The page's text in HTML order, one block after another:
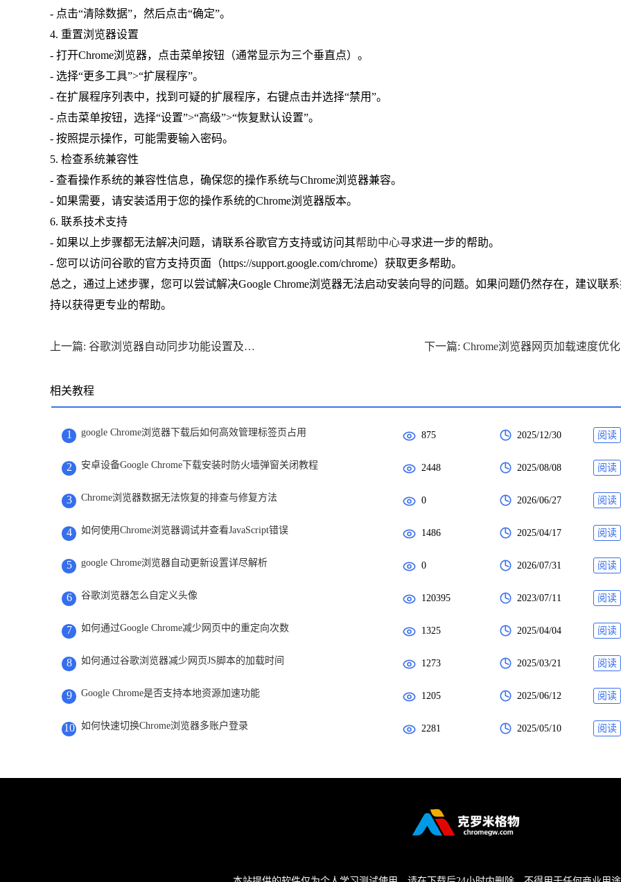
- 点击“清除数据”，然后点击“确定”。
4. 重置浏览器设置
- 打开Chrome浏览器，点击菜单按钮（通常显示为三个垂直点）。
- 选择“更多工具”>“扩展程序”。
- 在扩展程序列表中，找到可疑的扩展程序，右键点击并选择“禁用”。
- 点击菜单按钮，选择“设置”>“高级”>“恢复默认设置”。
- 按照提示操作，可能需要输入密码。
5. 检查系统兼容性
- 查看操作系统的兼容性信息，确保您的操作系统与Chrome浏览器兼容。
- 如果需要，请安装适用于您的操作系统的Chrome浏览器版本。
6. 联系技术支持
- 如果以上步骤都无法解决问题，请联系谷歌官方支持或访问其帮助中心寻求进一步的帮助。
- 您可以访问谷歌的官方支持页面（https://support.google.com/chrome）获取更多帮助。
总之，通过上述步骤，您可以尝试解决Google Chrome浏览器无法启动安装向导的问题。如果问题仍然存在，建议联
持以获得更专业的帮助。
上一篇: 谷歌浏览器自动同步功能设置及异常处理方案
相关教程
1 google Chrome浏览器下载后如何高效管理标签页占用 875 2025/12/30 阅读
2 安卓设备Google Chrome下载安装时防火墙弹窗关闭教程 2448 2025/08/08 阅读
3 Chrome浏览器数据无法恢复的排查与修复方法 0 2026/06/27 阅读
4 如何使用Chrome浏览器调试并查看JavaScript错误 1486 2025/04/17 阅读
5 google Chrome浏览器自动更新设置详尽解析 0 2026/07/31 阅读
6 谷歌浏览器怎么自定义头像 120395 2023/07/11 阅读
7 如何通过Google Chrome减少网页中的重定向次数 1325 2025/04/04 阅读
8 如何通过谷歌浏览器减少网页JS脚本的加载时间 1273 2025/03/21 阅读
9 Google Chrome是否支持本地资源加速功能 1205 2025/06/12 阅读
10 如何快速切换Chrome浏览器多账户登录 2281 2025/05/10 阅读